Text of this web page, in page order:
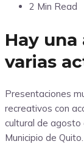
2 Min Read
Hay
varias
Presentaciones
recreativos con
cultural de agosto
Municipio de Quito.